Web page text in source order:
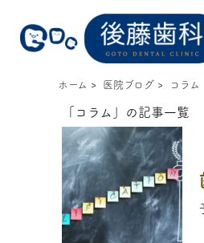
ホーム > 医院ブログ > コラム
「コラム」の記事一覧